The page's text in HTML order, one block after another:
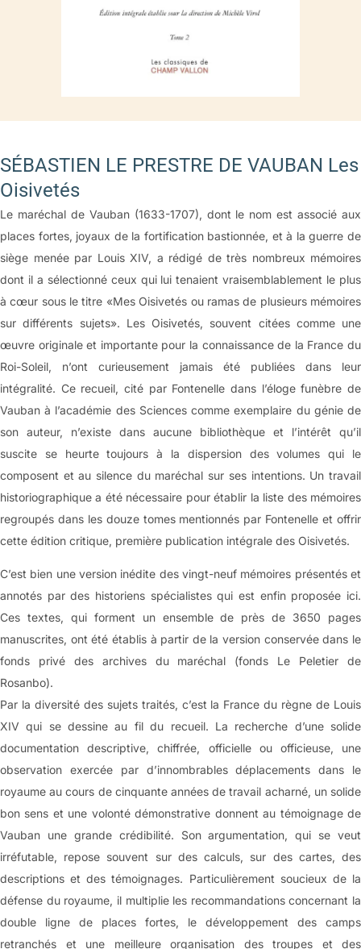
SÉBASTIEN LE PRESTRE DE VAUBAN Les
Oisivetés
Le maréchal de Vauban (1633-1707), dont le nom est associé aux
places fortes, joyaux de la fortification bastionnée, et à la guerre de
siège menée par Louis XIV, a rédigé de très nombreux mémoires
dont il a sélectionné ceux qui lui tenaient vraisemblablement le plus
à cœur sous le titre «Mes Oisivetés ou ramas de plusieurs mémoires
sur différents sujets». Les Oisivetés, souvent citées comme une
œuvre originale et importante pour la connaissance de la France du
Roi-Soleil, n’ont curieusement jamais été publiées dans leur
intégralité. Ce recueil, cité par Fontenelle dans l’éloge funèbre de
Vauban à l’académie des Sciences comme exemplaire du génie de
son auteur, n’existe dans aucune bibliothèque et l’intérêt qu’il
suscite se heurte toujours à la dispersion des volumes qui le
composent et au silence du maréchal sur ses intentions. Un travail
historiographique a été nécessaire pour établir la liste des mémoires
regroupés dans les douze tomes mentionnés par Fontenelle et offrir
cette édition critique, première publication intégrale des Oisivetés.
C’est bien une version inédite des vingt-neuf mémoires présentés et
annotés par des historiens spécialistes qui est enfin proposée ici.
Ces textes, qui forment un ensemble de près de 3650 pages
manuscrites, ont été établis à partir de la version conservée dans le
fonds privé des archives du maréchal (fonds Le Peletier de
Rosanbo).
Par la diversité des sujets traités, c’est la France du règne de Louis
XIV qui se dessine au fil du recueil. La recherche d’une solide
documentation descriptive, chiffrée, officielle ou officieuse, une
observation exercée par d’innombrables déplacements dans le
royaume au cours de cinquante années de travail acharné, un solide
bon sens et une volonté démonstrative donnent au témoignage de
Vauban une grande crédibilité. Son argumentation, qui se veut
irréfutable, repose souvent sur des calculs, sur des cartes, des
descriptions et des témoignages. Particulièrement soucieux de la
défense du royaume, il multiplie les recommandations concernant la
double ligne de places fortes, le développement des camps
retranchés et une meilleure organisation des troupes et des